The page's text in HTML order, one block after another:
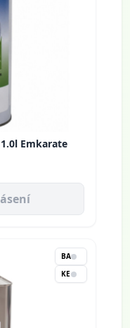
Emkarate
BA
KE